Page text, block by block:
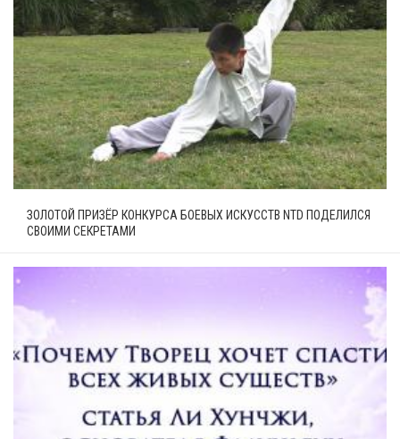
ЗОЛОТОЙ ПРИЗЁР КОНКУРСА БОЕВЫХ ИСКУССТВ NTD ПОДЕЛИЛСЯ
СВОИМИ СЕКРЕТАМИ